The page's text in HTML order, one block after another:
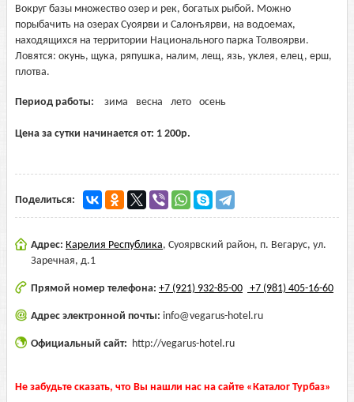
Вокруг базы множество озер и рек, богатых рыбой. Можно
порыбачить на озерах Суоярви и Салонъярви, на водоемах,
находящихся на территории Национального парка Толвоярви.
Ловятся: окунь, щука, ряпушка, налим, лещ, язь, уклея, елец, ерш,
плотва.
Период работы: зима весна лето осень
Цена за сутки начинается от: 1 200р.
Поделиться:
Адрес: Карелия Республика, Суоярвский район, п. Вегарус, ул.
Заречная, д.1
Прямой номер телефона: +7 (921) 932-85-00 +7 (981) 405-16-60
Адрес электронной почты: info@vegarus-hotel.ru
Официальный сайт: http://vegarus-hotel.ru
Не забудьте сказать, что Вы нашли нас на сайте «Каталог Турбаз»